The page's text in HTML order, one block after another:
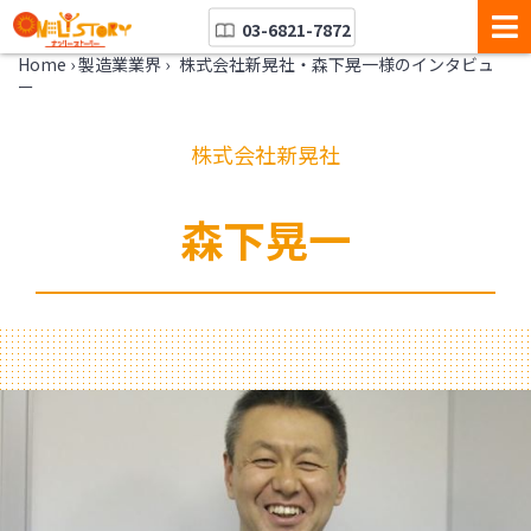
03-6821-7872
Home ›製造業業界 › 株式会社新晃社・森下晃一様のインタビュ
ー
株式会社新晃社
森下晃一